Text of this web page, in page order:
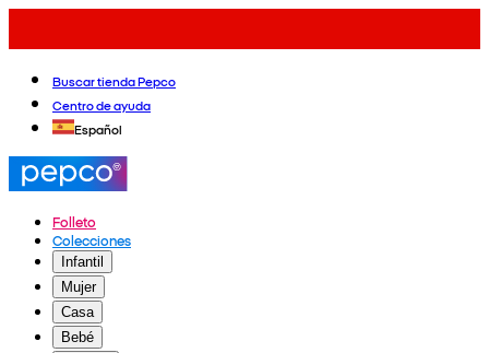
Buscar tienda Pepco
Centro de ayuda
Español
Folleto
Colecciones
Infantil
Mujer
Casa
Bebé